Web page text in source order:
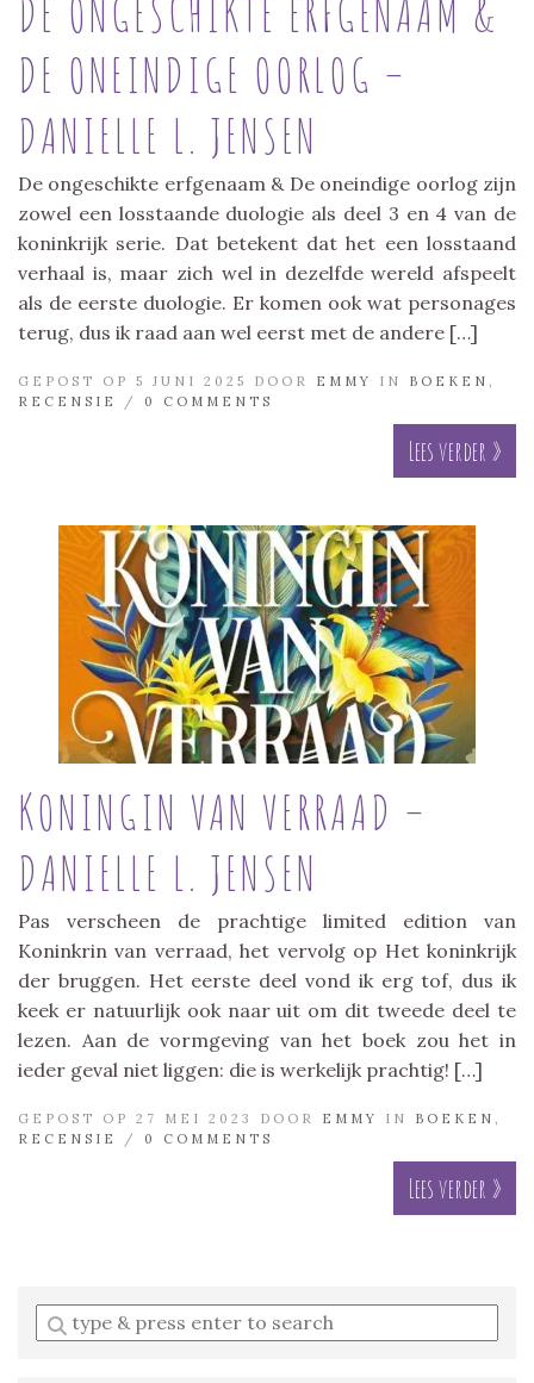
DE ONGESCHIKTE ERFGENAAM &
DE ONEINDIGE OORLOG –
DANIELLE L. JENSEN
De ongeschikte erfgenaam & De oneindige oorlog zijn
zowel een losstaande duologie als deel 3 en 4 van de
koninkrijk serie. Dat betekent dat het een losstaand
verhaal is, maar zich wel in dezelfde wereld afspeelt
als de eerste duologie. Er komen ook wat personages
terug, dus ik raad aan wel eerst met de andere […]
GEPOST OP 5 JUNI 2025 DOOR EMMY IN BOEKEN
RECENSIE
/ 0 COMMENTS
Lees verder »
KONINGIN VAN VERRAAD –
DANIELLE L. JENSEN
Pas verscheen de prachtige limited edition van
Koninkrin van verraad, het vervolg op Het koninkrijk
der bruggen. Het eerste deel vond ik erg tof, dus ik
keek er natuurlijk ook naar uit om dit tweede deel te
lezen. Aan de vormgeving van het boek zou het in
ieder geval niet liggen: die is werkelijk prachtig! […]
GEPOST OP 27 MEI 2023 DOOR EMMY IN BOEKEN
RECENSIE
/ 0 COMMENTS
Lees verder »
Enter
a